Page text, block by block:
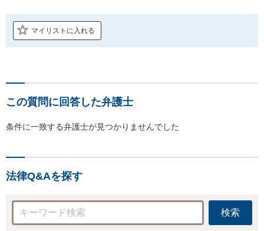
マイリストに入れる
この質問に回答した弁護士
条件に一致する弁護士が見つかりませんでした
法律Q&Aを探す
検索